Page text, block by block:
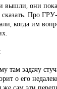
вышли, они
Про
когда им
там задачу
о его